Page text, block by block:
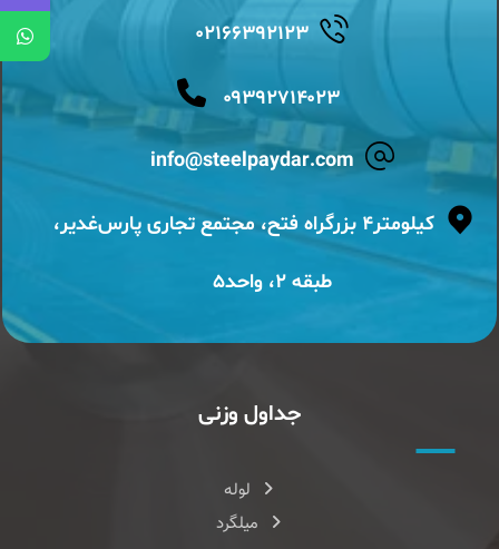
۰۲۱۶۶۳۹۲۱۲۳
۰۹۳۹۲۷۱۴۰۲۳
info@steelpaydar.com
کیلومتر۴ بزرگراه فتح، مجتمع تجاری پارس‌غدیر،
طبقه ۲، واحد۵
جداول وزنی
لوله
میلگرد